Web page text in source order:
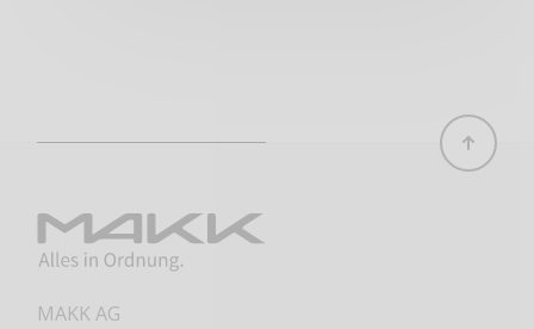
MAKK AG